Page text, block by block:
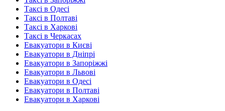
Таксі в Одесі
Таксі в Полтаві
Таксі в Харкові
Таксі в Черкасах
Евакуатори в Києві
Евакуатори в Дніпрі
Евакуатори в Запоріжжі
Евакуатори в Львові
Евакуатори в Одесі
Евакуатори в Полтаві
Евакуатори в Харкові